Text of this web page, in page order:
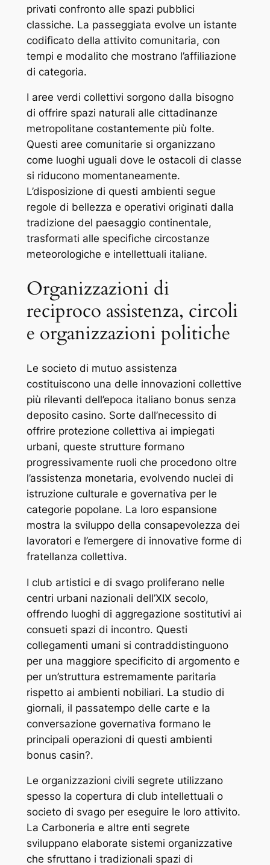
privati confronto alle spazi pubblici
classiche. La passeggiata evolve un istante
codificato della attivito comunitaria, con
tempi e modalito che mostrano l’affiliazione
di categoria.
I aree verdi collettivi sorgono dalla bisogno
di offrire spazi naturali alle cittadinanze
metropolitane costantemente più folte.
Questi aree comunitarie si organizzano
come luoghi uguali dove le ostacoli di classe
si riducono momentaneamente.
L’disposizione di questi ambienti segue
regole di bellezza e operativi originati dalla
tradizione del paesaggio continentale,
trasformati alle specifiche circostanze
meteorologiche e intellettuali italiane.
Organizzazioni di
reciproco assistenza, circoli
e organizzazioni politiche
Le societo di mutuo assistenza
costituiscono una delle innovazioni collettive
più rilevanti dell’epoca italiano bonus senza
deposito casino. Sorte dall’necessito di
offrire protezione collettiva ai impiegati
urbani, queste strutture formano
progressivamente ruoli che procedono oltre
l’assistenza monetaria, evolvendo nuclei di
istruzione culturale e governativa per le
categorie popolane. La loro espansione
mostra la sviluppo della consapevolezza dei
lavoratori e l’emergere di innovative forme di
fratellanza collettiva.
I club artistici e di svago proliferano nelle
centri urbani nazionali dell’XIX secolo,
offrendo luoghi di aggregazione sostitutivi ai
consueti spazi di incontro. Questi
collegamenti umani si contraddistinguono
per una maggiore specificito di argomento e
per un’struttura estremamente paritaria
rispetto ai ambienti nobiliari. La studio di
giornali, il passatempo delle carte e la
conversazione governativa formano le
principali operazioni di questi ambienti
bonus casin?.
Le organizzazioni civili segrete utilizzano
spesso la copertura di club intellettuali o
societo di svago per eseguire le loro attivito.
La Carboneria e altre enti segrete
sviluppano elaborate sistemi organizzative
che sfruttano i tradizionali spazi di